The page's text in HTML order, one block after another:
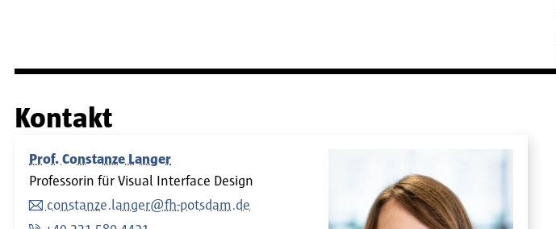
Kontakt
Prof. Constanze Langer
Professorin für Visual Interface Design
constanze.langer@fh-potsdam.de